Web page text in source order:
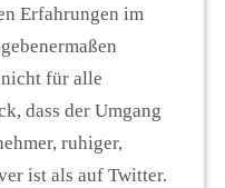
Erfahrungen im
für alle
dass der Umgang
ruhiger,
ist als auf Twitter.